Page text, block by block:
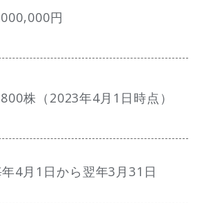
円
株（2023年4月1日時点）
4月1日から翌年3月31日